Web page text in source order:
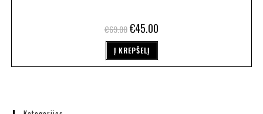
€69.00€45.00
Į KREPŠELĮ